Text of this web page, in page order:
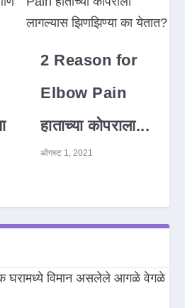
2 Reason for
Elbow Pain
हाताच्या कोपराला...
ऑगस्ट 1, 2021